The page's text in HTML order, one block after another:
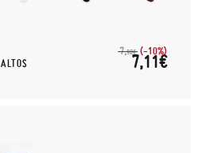
7,90€ (-10%)
7,11€